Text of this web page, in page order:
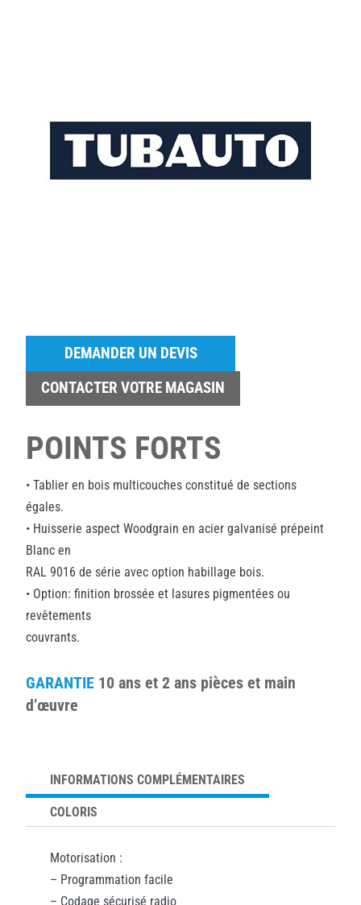
DEMANDER UN DEVIS
CONTACTER VOTRE MAGASIN
POINTS FORTS
• Tablier en bois multicouches constitué de sections
égales.
• Huisserie aspect Woodgrain en acier galvanisé prépeint
Blanc en
RAL 9016 de série avec option habillage bois.
• Option: finition brossée et lasures pigmentées ou
revêtements
couvrants.
GARANTIE 10 ans et 2 ans pièces et main
d’œuvre
INFORMATIONS COMPLÉMENTAIRES
COLORIS
Motorisation :
– Programmation facile
– Codage sécurisé radio